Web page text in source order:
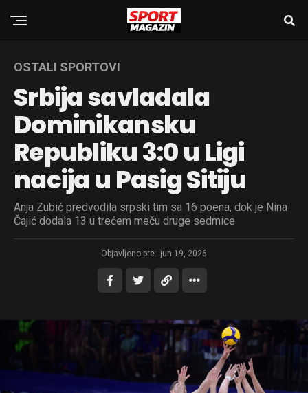
OSTALI SPORTOVI
Srbija savladala
Dominikansku
Republiku 3:0 u Ligi
nacija u Pasig Sitiju
Anja Zubić predvodila srpski tim sa 16 poena, dok je Nina
Čajić dodala 13 u trećem meču druge sedmice
Objavljeno pre: jun 19, 2026